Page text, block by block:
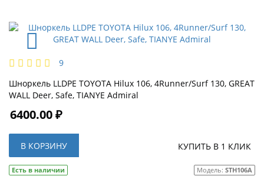
9
Шноркель LLDPE TOYOTA Hilux 106, 4Runner/Surf 130, GREAT
WALL Deer, Safe, TIANYE Admiral
6400.00 ₽
В КОРЗИНУ КУПИТЬ В 1 КЛИК
Есть в наличии Модель: STH106A